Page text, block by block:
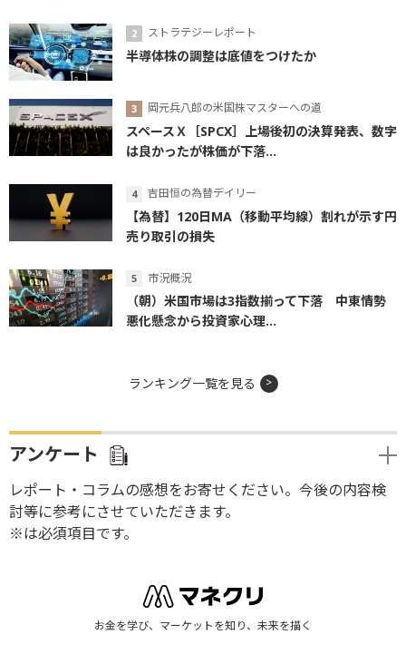
ストラテジーレポート
半導体株の調整は底値をつけたか
岡元兵八郎の米国株マスターへの道
スペースＸ［SPCX］上場後初の決算発表、数字
は良かったが株価が下落...
吉田恒の為替デイリー
【為替】120日MA（移動平均線）割れが示す円
売り取引の損失
市況概況
（朝）米国市場は3指数揃って下落 中東情勢
悪化懸念から投資家心理...
ランキング一覧を見る
アンケート
レポート・コラムの感想をお寄せください。今後の内容検
討等に参考にさせていただきます。
※は必須項目です。
お金を学び、マーケットを知り、未来を描く